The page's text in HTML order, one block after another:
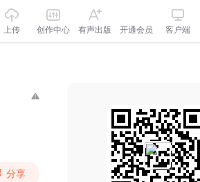
上传 创作中心 有声出版 开通会员 客户端
分享